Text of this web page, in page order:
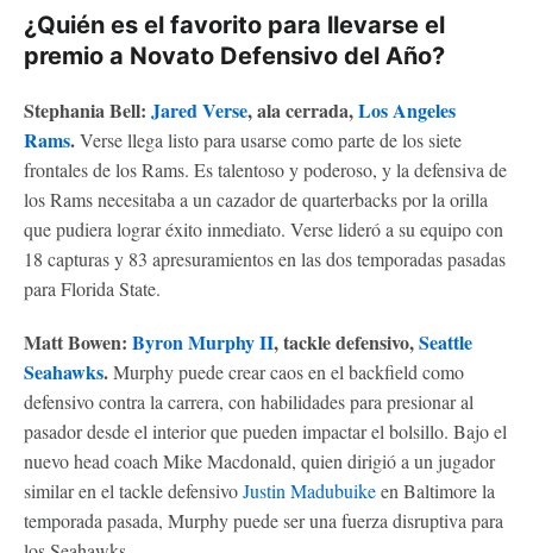
¿Quién es el favorito para llevarse el
premio a Novato Defensivo del Año?
Stephania Bell: Jared Verse, ala cerrada,Los Angeles
Rams.Verse llega listo para usarse como parte de los siete
frontales de los Rams. Es talentoso y poderoso, y la defensiva de
los Rams necesitaba a un cazador de quarterbacks por la orilla
que pudiera lograr éxito inmediato. Verse lideró a su equipo con
18 capturas y 83 apresuramientos en las dos temporadas pasadas
para Florida State.
Matt Bowen: Byron Murphy II, tackle defensivo,Seattle
Seahawks.Murphy puede crear caos en el backfield como
defensivo contra la carrera, con habilidades para presionar al
pasador desde el interior que pueden impactar el bolsillo. Bajo el
nuevo head coach Mike Macdonald, quien dirigió a un jugador
similar en el tackle defensivoJustin Madubuikeen Baltimore la
temporada pasada, Murphy puede ser una fuerza disruptiva para